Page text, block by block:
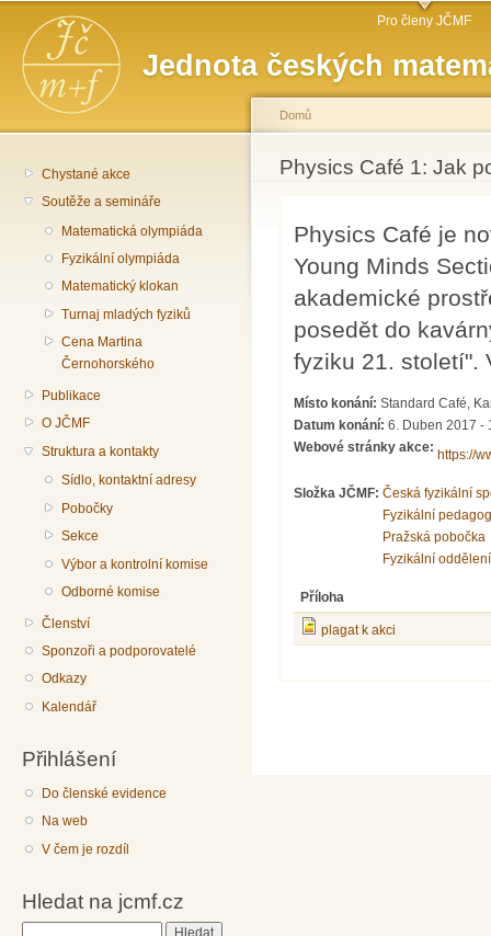
Jednota českých
Hlavní menu Pro členy JČMF
Chystané akce
Soutěže a semináře
Matematická olympiáda
Fyzikální olympiáda
Matematický klokan
Turnaj mladých fyziků
Cena Martina
Černohorského
Publikace
O JČMF
Struktura a kontakty
Sídlo, kontaktní adresy
Pobočky
Sekce
Výbor a kontrolní komise
Odborné komise
Členství
Sponzoři a podporovatelé
Odkazy
Kalendář
Přihlášení
Do členské evidence
Na web
V čem je rozdíl
Hledat na jcmf.cz
Jste zde
Domů
Physics Café 1: Jak
Physics Café je
Young Minds
akademické
posedět do
fyziku 21. století".
Místo konání:Standard Café,
Datum konání:6. Duben 2017 -
Webové stránky akce:
https://
Složka JČMF:Česká fyzikální
Fyzikální
Pražská pobočka
Fyzikální
Příloha
plagat k akci